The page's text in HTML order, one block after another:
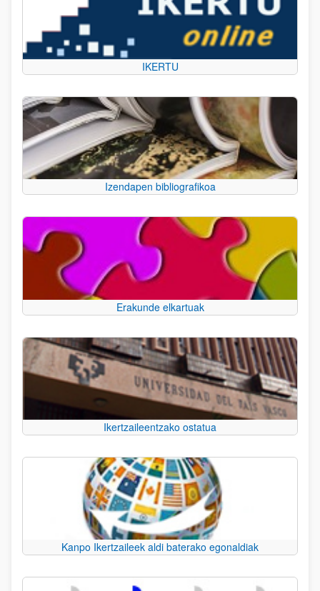
IKERTU
Izendapen bibliografikoa
Erakunde elkartuak
Ikertzaileentzako ostatua
Kanpo Ikertzaileek aldi baterako egonaldiak